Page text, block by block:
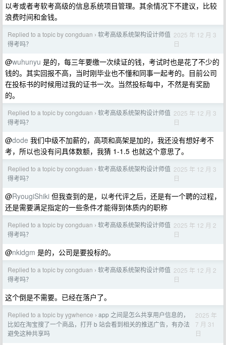
以考或者考软考高级的信息系统项目管理。其余情况下不建议，比较
浪费时间和金钱。
Replied to a topic by congduan › 软考高级系统架构设计师值
得考吗？
2025 年 12 月 3
日
@wuhunyu 是的，每三年要缴一次续证的钱，考试时也是花了不少的
钱的。其实回报不高，当时刚毕业也不懂和同事一起考的。目前公司
在投标书的时候用过我的证书一次。当然投标每中，不然是有奖励
的。
Replied to a topic by congduan › 软考高级系统架构设计师值
得考吗？
2025 年 12 月 3
日
@dode 我们中级不加薪的，高项和高架是加的，我还没有想好考不
考，所以也没有问具体数额，我猜 1-1.5 也就这个意思了。
Replied to a topic by congduan › 软考高级系统架构设计师值
得考吗？
2025 年 12 月 3
日
@RyougiShiki 但我查到的是，以考代评之后，还是有一个聘的过程，
还是需要满足指定的一些条件才能得到体质内的职称
Replied to a topic by congduan › 软考高级系统架构设计师值
得考吗？
2025 年 12 月 2
日
@nkidgm 是的，公司是要投标的。
Replied to a topic by congduan › 软考高级系统架构设计师值
得考吗？
2025 年 12 月 2
日
这个倒是不需要。已经在落户了。
Replied to a topic by ygwhence › app 之间是怎么共享用户信息的，
比如在淘宝搜了一个商品，打开 b 站会看到相关的推送广告，有办法
避免这种共享吗
2025 年
7 月 31
日